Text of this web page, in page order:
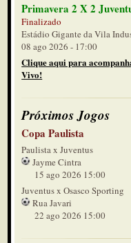
Primavera 2 X 2
Finalizado
Estádio Gigante da Vila
08 ago 2026 - 17:00
Clique aqui para
Vivo!
Próximos Jogos
Copa Paulista
Paulista x Juventus
Jayme Cintra
15 ago 2026 15:00
Juventus x Osasco Sporting
Rua Javari
22 ago 2026 15:00